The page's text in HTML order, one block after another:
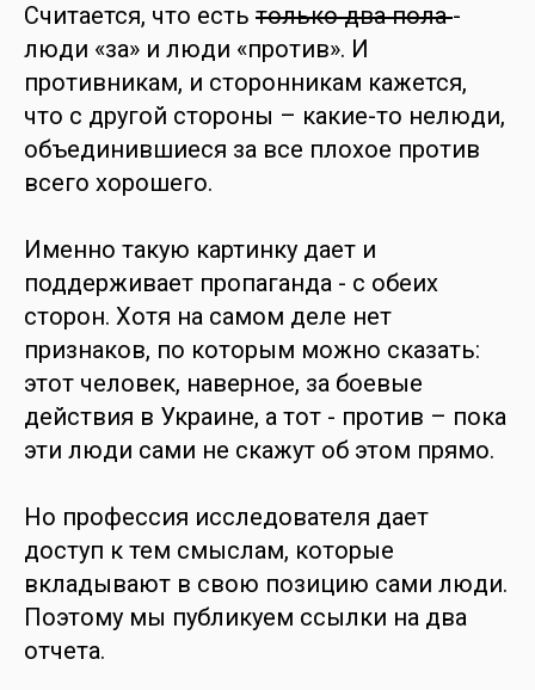
Считается, что есть только два пола-
люди «за» и люди «против». И
противникам, и сторонникам кажется,
что с другой стороны – какие-то нелюди,
объединившиеся за все плохое против
всего хорошего.
Именно такую картинку дает и
поддерживает пропаганда - с обеих
сторон. Хотя на самом деле нет
признаков, по которым можно сказать:
этот человек, наверное, за боевые
действия в Украине, а тот - против – пока
эти люди сами не скажут об этом прямо.
Но профессия исследователя дает
доступ к тем смыслам, которые
вкладывают в свою позицию сами люди.
Поэтому мы публикуем ссылки на два
отчета.